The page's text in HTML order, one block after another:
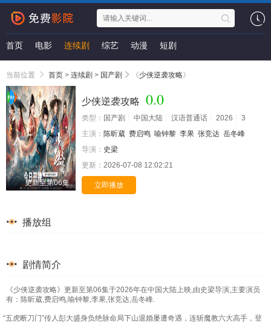
首页 电影 连续剧 综艺 动漫 短剧
当前位置 首页 > 连续剧 > 国产剧 《少侠逆袭攻略》
更新至第06集
少侠逆袭攻略 0.0
类型： 国产剧 中国大陆 汉语普通话 2026
3
主演： 陈昕葳 费启鸣 喻钟黎 李果 张竞达 岳冬峰
导演： 史梁
更新： 2026-07-08 12:02:21
立即播放
播放组
剧情简介
《少侠逆袭攻略》更新至第06集于2026年在中国大陆上映,由史梁导演,主要演员
有：陈昕葳,费启鸣,喻钟黎,李果,张竞达,岳冬峰.
“五虎断刀门”传人彭大盛身负绝脉命局下山退婚屡遭奇遇，连斩魔教六大高手，登